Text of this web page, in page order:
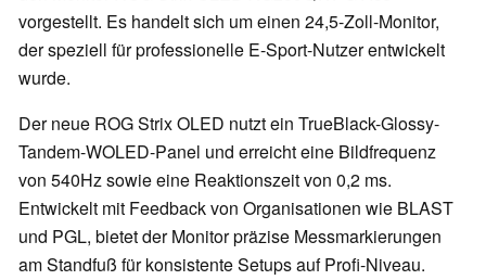
vorgestellt. Es handelt sich um einen 24,5-Zoll-Monitor,
der speziell für professionelle E-Sport-Nutzer entwickelt
wurde.
Der neue ROG Strix OLED nutzt ein TrueBlack-Glossy-
Tandem-WOLED-Panel und erreicht eine Bildfrequenz
von 540Hz sowie eine Reaktionszeit von 0,2 ms.
Entwickelt mit Feedback von Organisationen wie BLAST
und PGL, bietet der Monitor präzise Messmarkierungen
am Standfuß für konsistente Setups auf Profi-Niveau.